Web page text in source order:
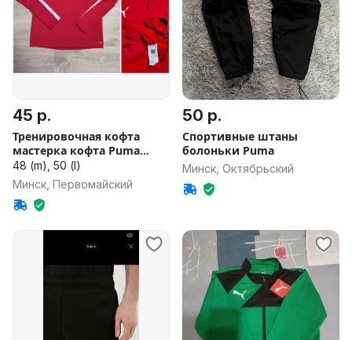
45 р.
Тренировочная кофта
мастерка кофта Puma
оригинал
48 (m), 50 (l)
Минск, Первомайский
50 р.
Спортивные штаны
болоньки Puma
Минск, Октябрьский